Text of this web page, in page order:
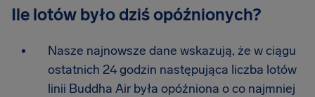
Ile lotów było dziś opóźnionych?
Nasze najnowsze dane wskazują, że w ciągu
ostatnich 24 godzin następująca liczba lotów
linii Buddha Air była opóźniona o co najmniej